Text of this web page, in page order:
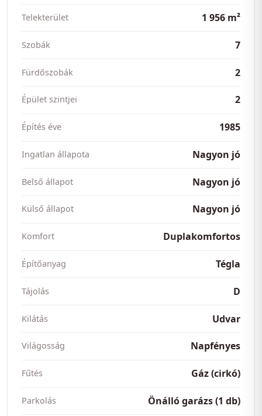
Telekterület 1 956 m²
Szobák 7
Fürdőszobák 2
Épület szintjei 2
Építés éve 1985
Ingatlan állapota Nagyon jó
Belső állapot Nagyon jó
Külső állapot Nagyon jó
Komfort Duplakomfortos
Építőanyag Tégla
Tájolás D
Kilátás Udvar
Világosság Napfényes
Fűtés Gáz (cirkó)
Parkolás Önálló garázs (1 db)